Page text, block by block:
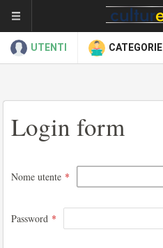
UTENTI CATEGORIE
Login form
Nome utente *
Password *